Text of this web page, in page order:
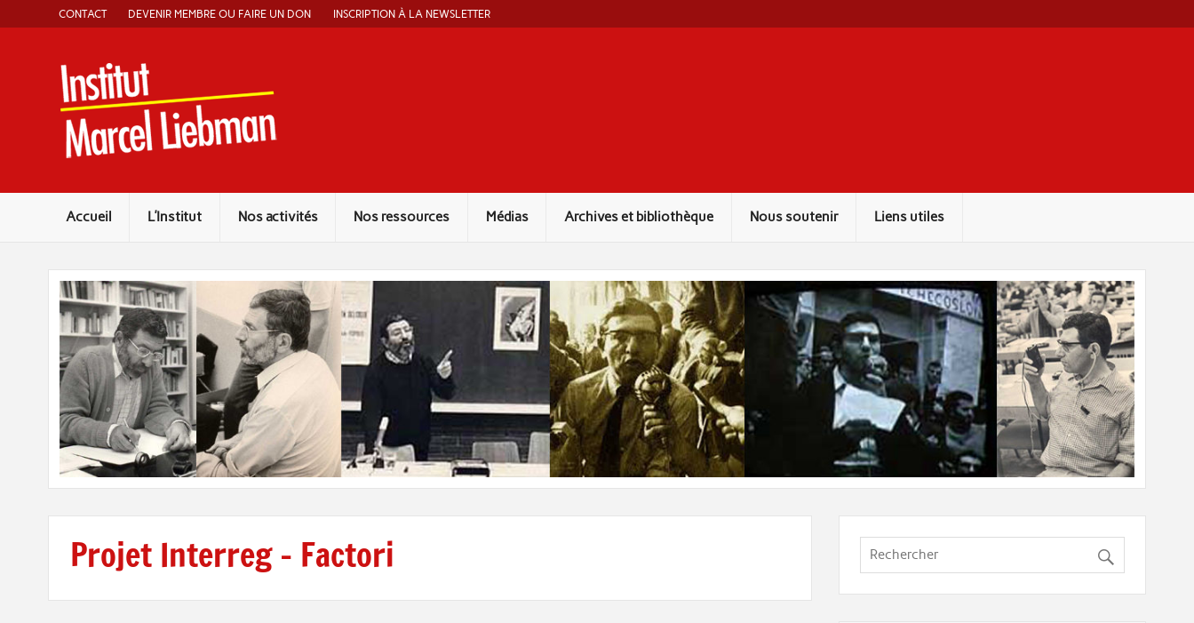
content
CONTACT DEVENIR MEMBRE OU FAIRE UN DON INSCRIPTION À LA NEWSLETTER
Accueil L’Institut Nos activités Nos ressources Médias Archives et bibliothèque Nous soutenir Liens utiles
Projet Interreg – Factori